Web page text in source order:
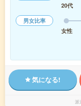
20代
男女比率
女性
気になる!
派